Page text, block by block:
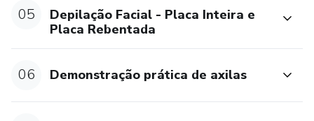
05
Depilação Facial - Placa Inteira e
Placa Rebentada
06 Demonstração prática de axilas